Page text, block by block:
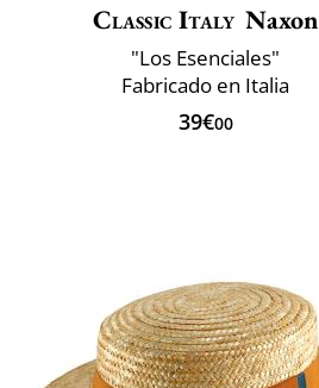
Classic Italy Naxon
"Los Esenciales"
Fabricado en Italia
39€00